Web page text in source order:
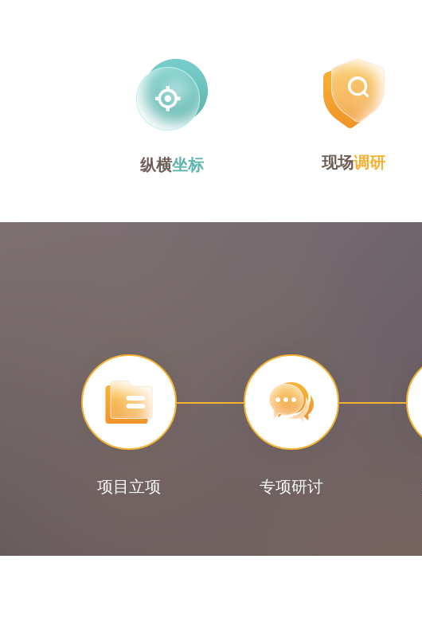
纵横坐标 现场调研
项目立项 专项研讨